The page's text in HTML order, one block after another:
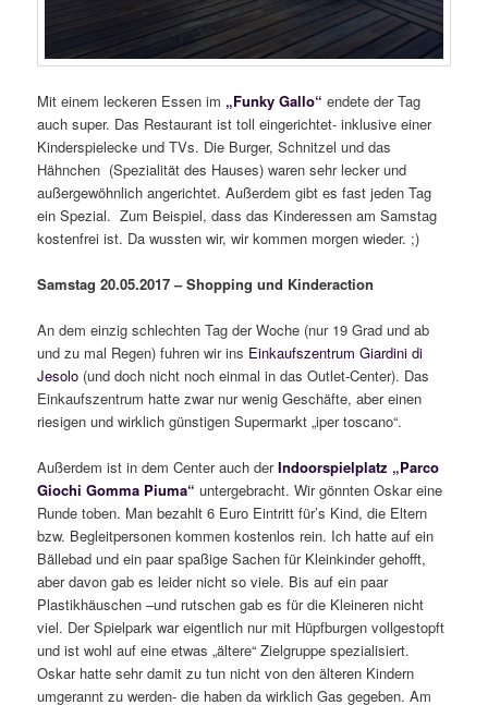
Mit einem leckeren Essen im „Funky Gallo“ endete der Tag
auch super. Das Restaurant ist toll eingerichtet- inklusive einer
Kinderspielecke und TVs. Die Burger, Schnitzel und das
Hähnchen (Spezialität des Hauses) waren sehr lecker und
außergewöhnlich angerichtet. Außerdem gibt es fast jeden Tag
ein Spezial. Zum Beispiel, dass das Kinderessen am Samstag
kostenfrei ist. Da wussten wir, wir kommen morgen wieder. ;)
Samstag 20.05.2017 – Shopping und Kinderaction
An dem einzig schlechten Tag der Woche (nur 19 Grad und ab
und zu mal Regen) fuhren wir ins Einkaufszentrum Giardini di
Jesolo (und doch nicht noch einmal in das Outlet-Center). Das
Einkaufszentrum hatte zwar nur wenig Geschäfte, aber einen
riesigen und wirklich günstigen Supermarkt „iper toscano“.
Außerdem ist in dem Center auch derIndoorspielplatz „Parco
Giochi Gomma Piuma“ untergebracht. Wir gönnten Oskar eine
Runde toben. Man bezahlt 6 Euro Eintritt für’s Kind, die Eltern
bzw. Begleitpersonen kommen kostenlos rein. Ich hatte auf ein
Bällebad und ein paar spaßige Sachen für Kleinkinder gehofft,
aber davon gab es leider nicht so viele. Bis auf ein paar
Plastikhäuschen –und rutschen gab es für die Kleineren nicht
viel. Der Spielpark war eigentlich nur mit Hüpfburgen vollgestopft
und ist wohl auf eine etwas „ältere“ Zielgruppe spezialisiert.
Oskar hatte sehr damit zu tun nicht von den älteren Kindern
umgerannt zu werden- die haben da wirklich Gas gegeben. Am